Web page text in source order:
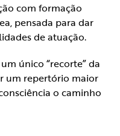
com formação
pensada para dar
de atuação.
único “recorte” da
um repertório maior
o caminho